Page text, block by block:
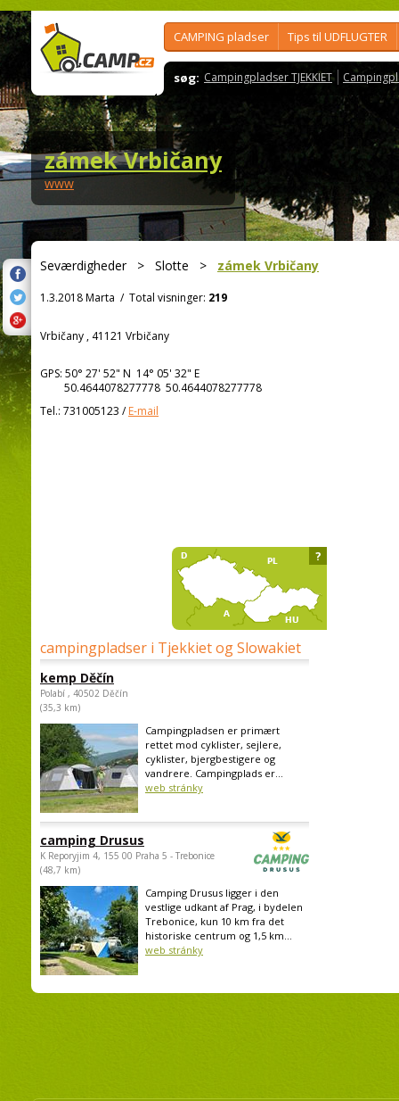
CAMPING pladser Tips til UDFLUGTER
søg: Campingpladser TJEKKIET
zámek Vrbičany
www
Seværdigheder> Slotte > zámek Vrbičany
1.3.2018 Marta / Total visninger: 219
Vrbičany , 41121 Vrbičany
GPS: 50° 27' 52" N 14° 05' 32" E
50.4644078277778 50.4644078277778
Tel.: 731005123 /E-mail
campingpladser i Tjekkiet og Slowakiet
kemp Děčín
Polabí , 40502 Děčín
(35,3 km)
Campingpladsen er primært
rettet mod cyklister, sejlere,
cyklister, bjergbestigere og
vandrere. Campingplads er...
web stránky
camping Drusus
K Reporyjim 4, 155 00 Praha 5 - Trebonice
(48,7 km)
Camping Drusus ligger i den
vestlige udkant af Prag, i bydelen
Trebonice, kun 10 km fra det
historiske centrum og 1,5 km...
web stránky
?